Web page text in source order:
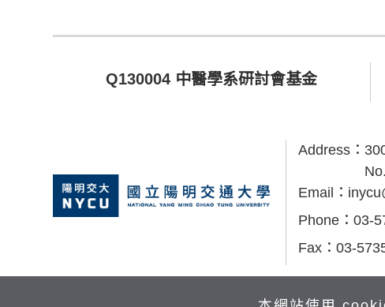
Q130004 中醫學系研討會基金
Address：
Email：
Phone： 03-
Fax： 03-